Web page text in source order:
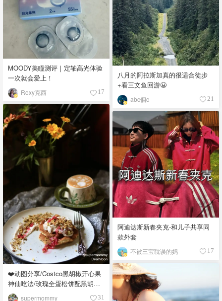
八月的阿拉斯加真的很适合徒步
+看三文鱼回游😬
abc個c 21
MOODY美瞳测评｜定轴高光体验
一次就会爱上！
Roxy克西 17
❤️动图分享/Costco黑胡椒开心果
神仙吃法/玫瑰全蛋松饼配黑胡椒
开心果碎太惊艳😍
supermommy 31
阿迪达斯新春夹克-和儿子共享同
款外套
不被三宝耽误的妈 17